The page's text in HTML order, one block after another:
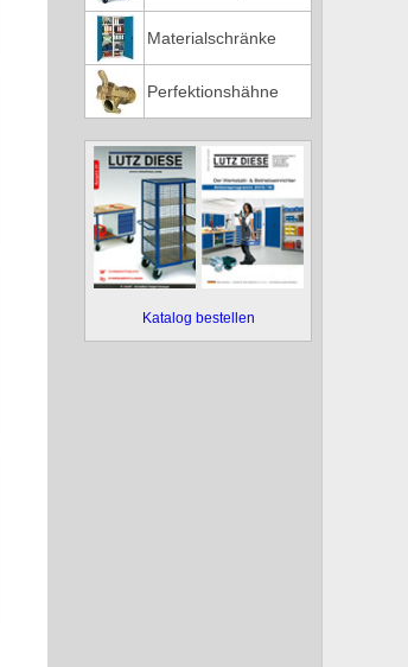
Materialschränke
Perfektionshähne
Katalog bestellen